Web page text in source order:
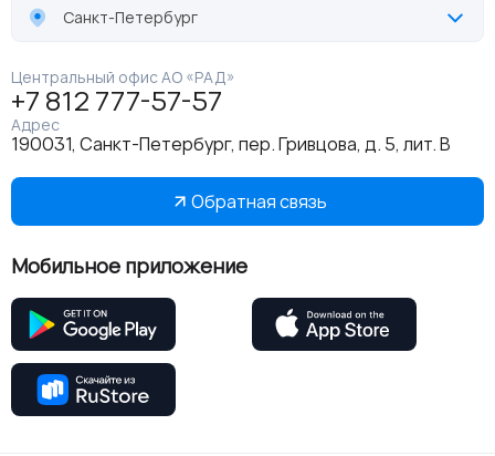
Санкт-Петербург
Центральный офис АО «РАД»
+7 812 777-57-57
Адрес
190031, Санкт-Петербург, пер. Гривцова, д. 5, лит. В
Обратная связь
Мобильное приложение